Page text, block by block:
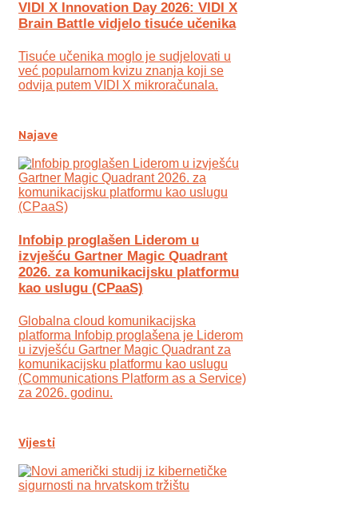
VIDI X Innovation Day 2026: VIDI X
Brain Battle vidjelo tisuće učenika
Tisuće učenika moglo je sudjelovati u
već popularnom kvizu znanja koji se
odvija putem VIDI X mikroračunala.
Najave
Infobip proglašen Liderom u
izvješću Gartner Magic Quadrant
2026. za komunikacijsku platformu
kao uslugu (CPaaS)
Globalna cloud komunikacijska
platforma Infobip proglašena je Liderom
u izvješću Gartner Magic Quadrant za
komunikacijsku platformu kao uslugu
(Communications Platform as a Service)
za 2026. godinu.
Vijesti